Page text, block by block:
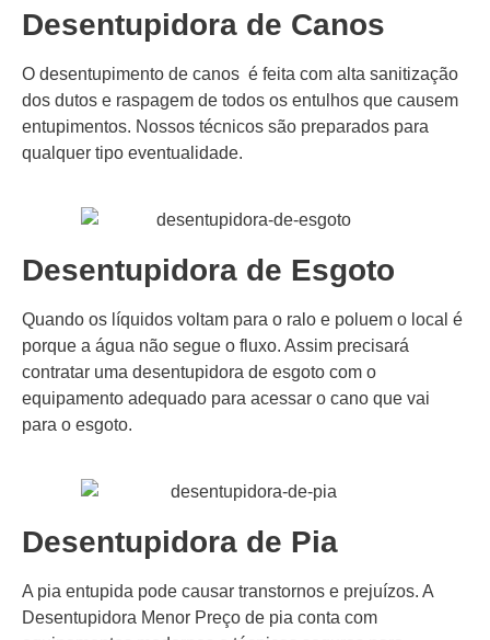
Desentupidora de Canos
O desentupimento de canos é feita com alta sanitização
dos dutos e raspagem de todos os entulhos que causem
entupimentos. Nossos técnicos são preparados para
qualquer tipo eventualidade.
Desentupidora de Esgoto
Quando os líquidos voltam para o ralo e poluem o local é
porque a água não segue o fluxo. Assim precisará
contratar uma desentupidora de esgoto com o
equipamento adequado para acessar o cano que vai
para o esgoto.
Desentupidora de Pia
A pia entupida pode causar transtornos e prejuízos. A
Desentupidora Menor Preço de pia conta com